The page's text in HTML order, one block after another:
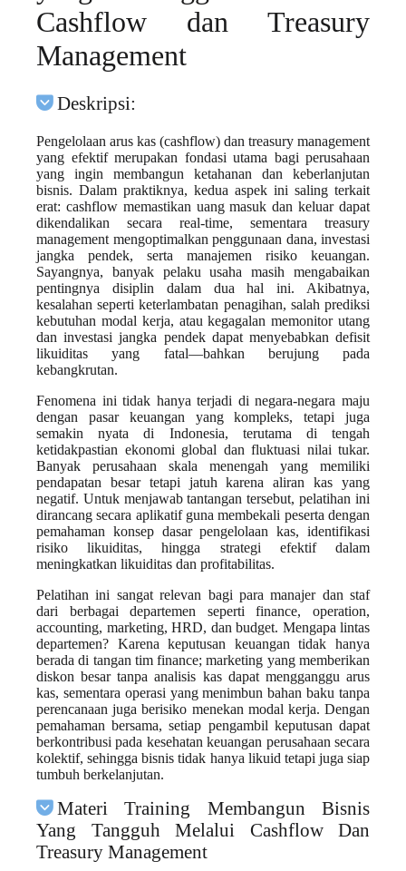
Cashflow dan Treasury
Management
Deskripsi:
Pengelolaan arus kas (cashflow) dan treasury management
yang efektif merupakan fondasi utama bagi perusahaan
yang ingin membangun ketahanan dan keberlanjutan
bisnis. Dalam praktiknya, kedua aspek ini saling terkait
erat: cashflow memastikan uang masuk dan keluar dapat
dikendalikan secara real-time, sementara treasury
management mengoptimalkan penggunaan dana, investasi
jangka pendek, serta manajemen risiko keuangan.
Sayangnya, banyak pelaku usaha masih mengabaikan
pentingnya disiplin dalam dua hal ini. Akibatnya,
kesalahan seperti keterlambatan penagihan, salah prediksi
kebutuhan modal kerja, atau kegagalan memonitor utang
dan investasi jangka pendek dapat menyebabkan defisit
likuiditas yang fatal—bahkan berujung pada
kebangkrutan.
Fenomena ini tidak hanya terjadi di negara-negara maju
dengan pasar keuangan yang kompleks, tetapi juga
semakin nyata di Indonesia, terutama di tengah
ketidakpastian ekonomi global dan fluktuasi nilai tukar.
Banyak perusahaan skala menengah yang memiliki
pendapatan besar tetapi jatuh karena aliran kas yang
negatif. Untuk menjawab tantangan tersebut, pelatihan ini
dirancang secara aplikatif guna membekali peserta dengan
pemahaman konsep dasar pengelolaan kas, identifikasi
risiko likuiditas, hingga strategi efektif dalam
meningkatkan likuiditas dan profitabilitas.
Pelatihan ini sangat relevan bagi para manajer dan staf
dari berbagai departemen seperti finance, operation,
accounting, marketing, HRD, dan budget. Mengapa lintas
departemen? Karena keputusan keuangan tidak hanya
berada di tangan tim finance; marketing yang memberikan
diskon besar tanpa analisis kas dapat mengganggu arus
kas, sementara operasi yang menimbun bahan baku tanpa
perencanaan juga berisiko menekan modal kerja. Dengan
pemahaman bersama, setiap pengambil keputusan dapat
berkontribusi pada kesehatan keuangan perusahaan secara
kolektif, sehingga bisnis tidak hanya likuid tetapi juga siap
tumbuh berkelanjutan.
Materi Training Membangun Bisnis
Yang Tangguh Melalui Cashflow Dan
Treasury Management